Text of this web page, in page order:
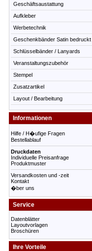
Geschäftsaustattung
Aufkleber
Werbetechnik
Geschenkbänder Satin bedruckt
Schlüsselbänder / Lanyards
Veranstaltungszubehör
Stempel
Zusatzartikel
Layout / Bearbeitung
Informationen
Hilfe / H�ufige Fragen
Bestellablauf
Druckdaten
Individuelle Preisanfrage
Produktmuster
Versandkosten und -zeit
Kontakt
�ber uns
Service
Datenblätter
Layoutvorlagen
Broschüren
Ihre Vorteile